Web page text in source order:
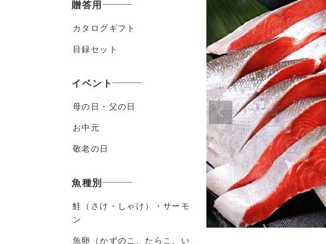
贈答用
カタログギフト
目録セット
イベント
母の日・父の日
お中元
敬老の日
魚種別
鮭（さけ・しゃけ）・サーモ
ン
魚卵（かずのこ、たらこ、い